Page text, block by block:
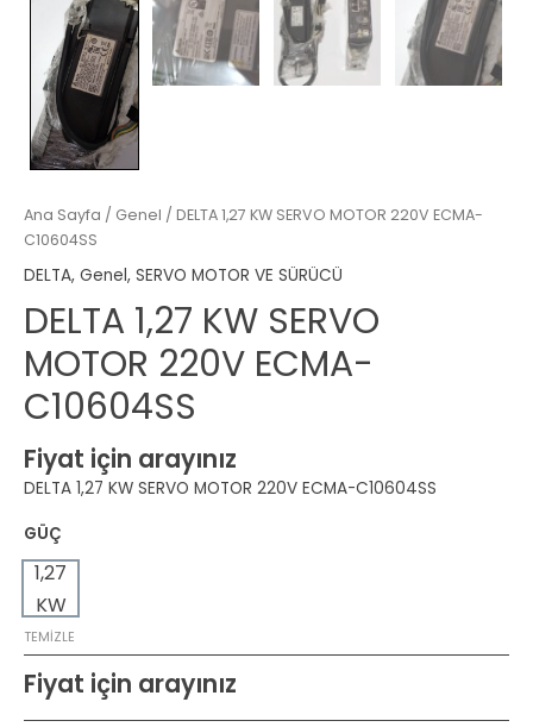
Ana Sayfa / Genel / DELTA 1,27 KW SERVO MOTOR 220V ECMA-
C10604SS
DELTA, Genel, SERVO MOTOR VE SÜRÜCÜ
DELTA 1,27 KW SERVO
MOTOR 220V ECMA-
C10604SS
Fiyat için arayınız
DELTA 1,27 KW SERVO MOTOR 220V ECMA-C10604SS
GÜÇ
1,27
KW
TEMIZLE
Fiyat için arayınız